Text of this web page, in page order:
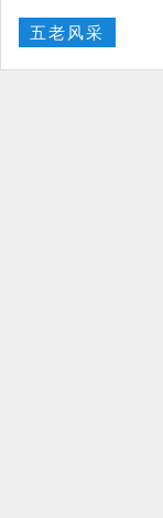
五老风采